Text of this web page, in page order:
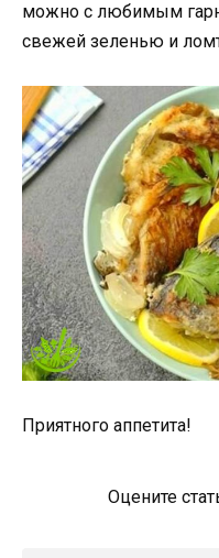
можно с любимым
свежей зеленью и
Приятного аппетита!
Оцените